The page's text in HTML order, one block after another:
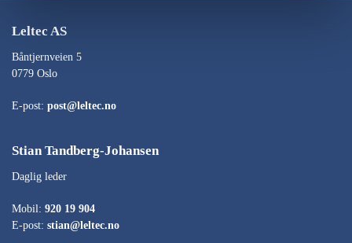
Leltec AS
Båntjernveien 5
0779 Oslo
E-post: post@leltec.no
Stian Tandberg-Johansen
Daglig leder
Mobil: 920 19 904
E-post: stian@leltec.no